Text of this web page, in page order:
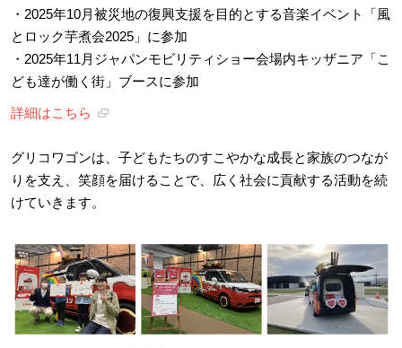
・2025年10月被災地の復興支援を目的とする音楽イベント「風
とロック芋煮会2025」に参加
・2025年11月ジャパンモビリティショー会場内キッザニア「こ
ども達が働く街」ブースに参加
詳細はこちら
グリコワゴンは、子どもたちのすこやかな成長と家族のつなが
りを支え、笑顔を届けることで、広く社会に貢献する活動を続
けていきます。